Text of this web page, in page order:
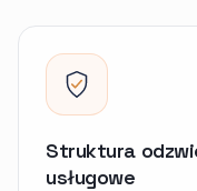
Struktura
usługowe